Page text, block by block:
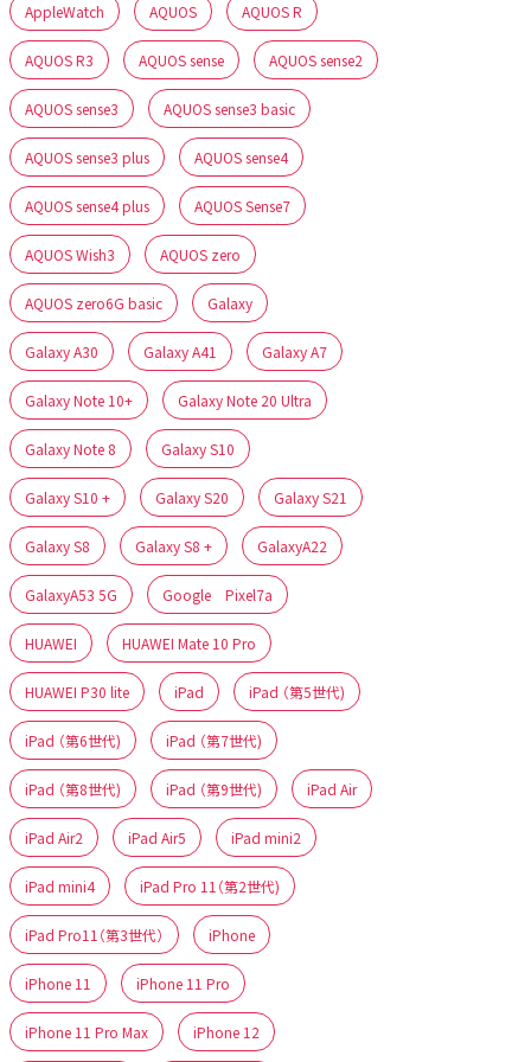
AppleWatch AQUOS AQUOS R
AQUOS R3 AQUOS sense AQUOS sense2
AQUOS sense3 AQUOS sense3 basic
AQUOS sense3 plus AQUOS sense4
AQUOS sense4 plus AQUOS Sense7
AQUOS Wish3 AQUOS zero
AQUOS zero6G basic Galaxy
Galaxy A30 Galaxy A41 Galaxy A7
Galaxy Note 10+ Galaxy Note 20 Ultra
Galaxy Note 8 Galaxy S10
Galaxy S10 + Galaxy S20 Galaxy S21
Galaxy S8 Galaxy S8 + GalaxyA22
GalaxyA53 5G Google Pixel7a
HUAWEI HUAWEI Mate 10 Pro
HUAWEI P30 lite iPad iPad （第5世代)
iPad （第6世代) iPad （第7世代)
iPad （第8世代) iPad （第9世代) iPad Air
iPad Air2 iPad Air5 iPad mini2
iPad mini4 iPad Pro 11（第2世代)
iPad Pro11（第3世代） iPhone
iPhone 11 iPhone 11 Pro
iPhone 11 Pro Max iPhone 12